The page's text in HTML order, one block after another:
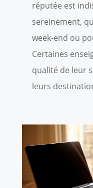
réputée est
sereinement,
week-end ou
Certaines
qualité de leur
leurs